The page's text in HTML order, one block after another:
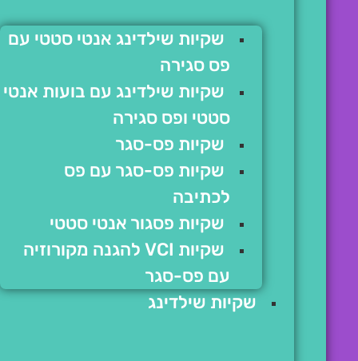
שקיות שילדינג אנטי סטטי עם
פס סגירה
שקיות שילדינג עם בועות אנטי
סטטי ופס סגירה
שקיות פס-סגר
שקיות פס-סגר עם פס
לכתיבה
שקיות פסגור אנטי סטטי
שקיות VCI להגנה מקורוזיה
עם פס-סגר
שקיות שילדינג